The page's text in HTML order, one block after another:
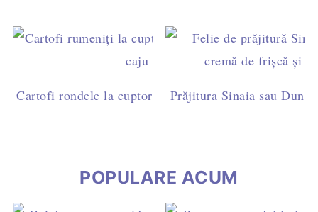
Cartofi rondele la cuptor cu pesto de busuioc și caju -
Prăjitura Sinaia sau
POPULARE ACUM